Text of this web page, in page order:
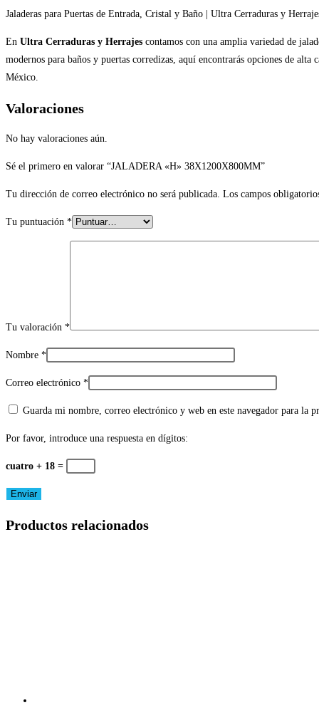
Jaladeras para Puertas de Entrada, Cristal y Baño | Ultra Cerraduras y
En Ultra Cerraduras y Herrajes contamos con una amplia variedad de
modernos para baños y puertas corredizas, aquí encontrarás opciones de
México.
Valoraciones
No hay valoraciones aún.
Sé el primero en valorar “JALADERA «H» 38X1200X800MM”
Tu dirección de correo electrónico no será publicada. Los campos
Tu puntuación *
Tu valoración *
Nombre *
Correo electrónico *
Guarda mi nombre, correo electrónico y web en este navegador para la
Por favor, introduce una respuesta en dígitos:
cuatro + 18 =
Productos relacionados